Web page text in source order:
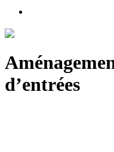
d’entrées